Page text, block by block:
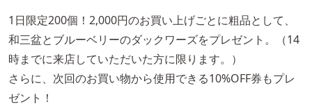
1日限定200個！2,000円のお買い上げごとに粗品として、
和三盆とブルーベリーのダックワーズをプレゼント。（14
時までに来店していただいた方に限ります。）
さらに、次回のお買い物から使用できる10%OFF券もプレ
ゼント！